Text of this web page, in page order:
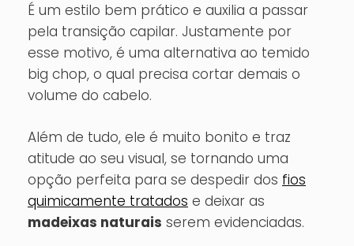
É um estilo bem prático e auxilia a passar
pela transição capilar. Justamente por
esse motivo, é uma alternativa ao temido
big chop, o qual precisa cortar demais o
volume do cabelo.
Além de tudo, ele é muito bonito e traz
atitude ao seu visual, se tornando uma
opção perfeita para se despedir dos fios
quimicamente tratados e deixar as
madeixas naturais serem evidenciadas.